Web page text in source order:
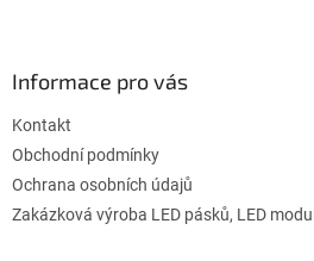
Informace pro vás
Kontakt
Obchodní podmínky
Ochrana osobních údajů
Zakázková výroba LED pásků, LED